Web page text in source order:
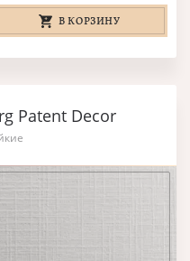
В КОРЗИНУ
Patent Decor